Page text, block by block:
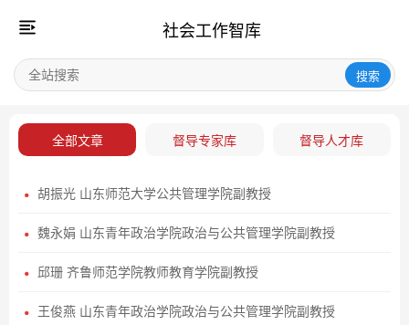
社会工作智库
搜索
全部文章 督导专家库 督导人才库
胡振光 山东师范大学公共管理学院副教授
魏永娟 山东青年政治学院政治与公共管理学院副教授
邱珊 齐鲁师范学院教师教育学院副教授
王俊燕 山东青年政治学院政治与公共管理学院副教授